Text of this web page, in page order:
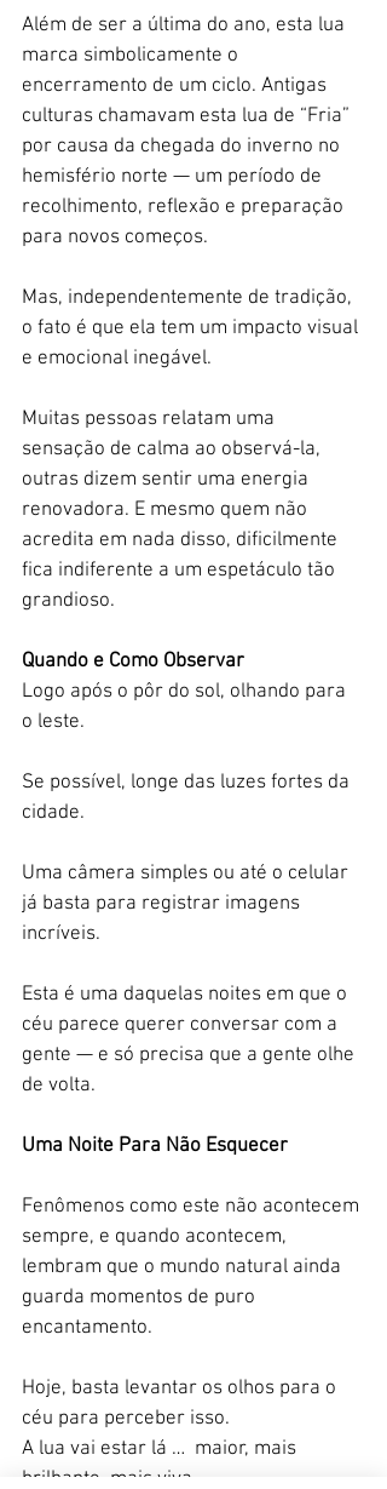
Além de ser a última do ano, esta lua
marca simbolicamente o
encerramento de um ciclo. Antigas
culturas chamavam esta lua de “Fria”
por causa da chegada do inverno no
hemisfério norte — um período de
recolhimento, reflexão e preparação
para novos começos.
Mas, independentemente de tradição,
o fato é que ela tem um impacto visual
e emocional inegável.
Muitas pessoas relatam uma
sensação de calma ao observá-la,
outras dizem sentir uma energia
renovadora. E mesmo quem não
acredita em nada disso, dificilmente
fica indiferente a um espetáculo tão
grandioso.
Quando e Como Observar
Logo após o pôr do sol, olhando para
o leste.
Se possível, longe das luzes fortes da
cidade.
Uma câmera simples ou até o celular
já basta para registrar imagens
incríveis.
Esta é uma daquelas noites em que o
céu parece querer conversar com a
gente — e só precisa que a gente olhe
de volta.
Uma Noite Para Não Esquecer
Fenômenos como este não acontecem
sempre, e quando acontecem,
lembram que o mundo natural ainda
guarda momentos de puro
encantamento.
Hoje, basta levantar os olhos para o
céu para perceber isso.
A lua vai estar lá …  maior, mais
brilhante, mais viva.